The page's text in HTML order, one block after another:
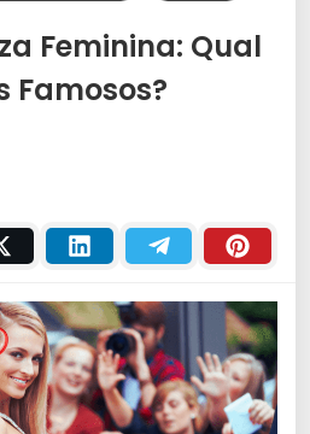
Feminina: Qual
Famosos?